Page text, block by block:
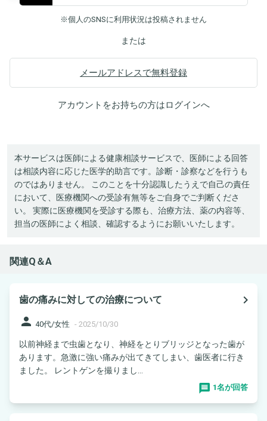
※個人のSNSに利用状況は投稿されません
または
メールアドレスで無料登録
アカウントをお持ちの方はログインへ
本サービスは医師による健康相談サービスで、医師による回答
は相談内容に応じた医学的助言です。診断・診察などを行うも
のではありません。 このことを十分認識したうえで自己の責任
において、医療機関への受診有無等をご自身でご判断くださ
い。 実際に医療機関を受診する際も、治療方法、薬の内容等、
担当の医師によく相談、確認するようにお願いいたします。
関連Q＆A
歯の痛みに対しての治療について
navigate_next
person 40代/女性 - 2025/10/30
以前神経まで虫歯となり、神経をとりブリッジとなった歯が
あります。急激に強い痛みが出てきてしまい、歯医者に行き
ました。 レントゲンを撮りまし...
1名が回答